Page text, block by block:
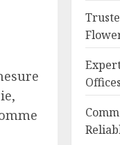
Offices